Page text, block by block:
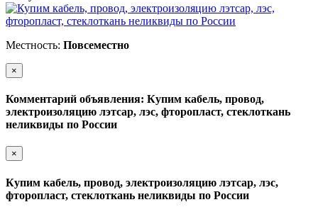
Местность: Повсеместно
×
Комментарий объявления: Купим кабель, провод,
электроизоляцию лэтсар, лэс, фторопласт, стеклоткань
неликвиды по России
×
Купим кабель, провод, электроизоляцию лэтсар, лэс,
фторопласт, стеклоткань неликвиды по России